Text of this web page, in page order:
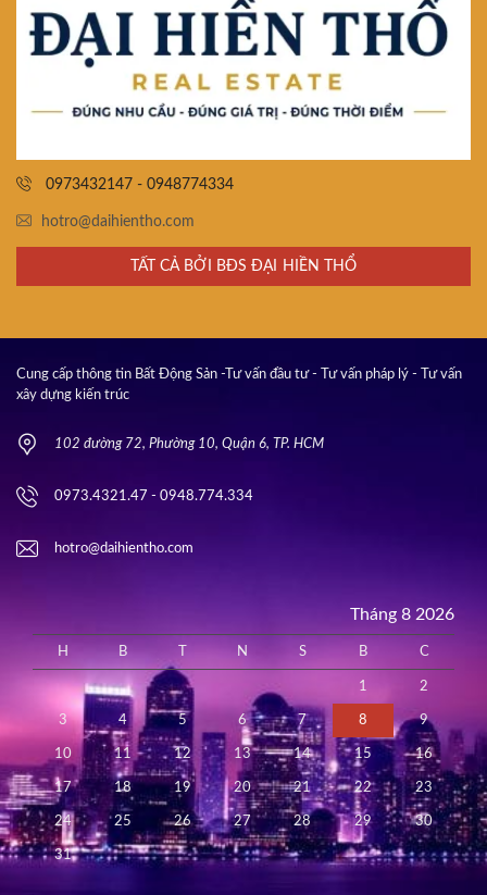
0973432147 - 0948774334
hotro@daihientho.com
TẤT CẢ BỞI BĐS ĐẠI HIỀN THỔ
Cung cấp thông tin Bất Động Sản -Tư vấn đầu tư - Tư vấn pháp lý - Tư vấn
xây dựng kiến trúc
102 đường 72, Phường 10, Quận 6, TP. HCM
0973.4321.47 - 0948.774.334
hotro@daihientho.com
Tháng 8 2026
H B N S B C
1 2
3 4 5 6 7 8 9
10 11 12 13 14 15 16
17 18 19 20 21 22 23
24 25 26 27 28 29 30
31